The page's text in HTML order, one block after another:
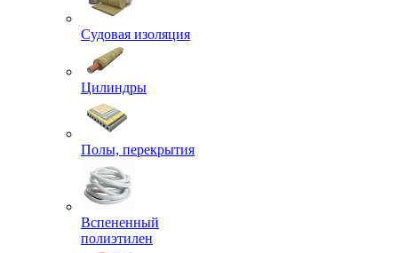
Судовая изоляция
Цилиндры
Полы, перекрытия
Вспененный
полиэтилен